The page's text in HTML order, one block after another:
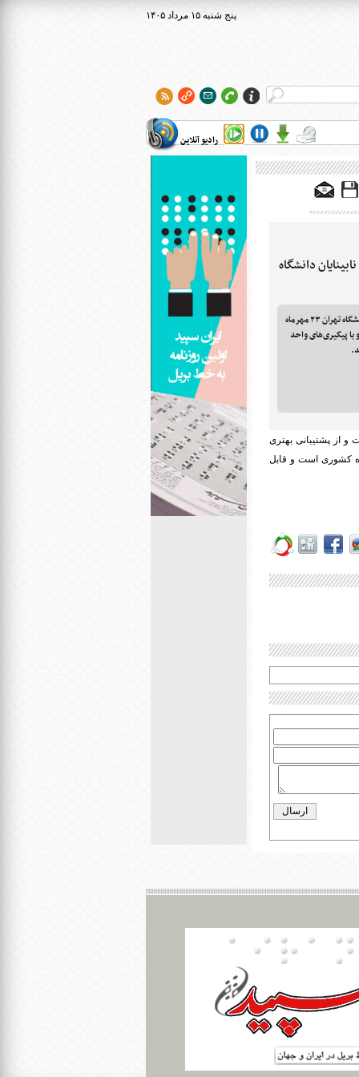
۱۴۰۵ پنج شنبه ۱۵ مرداد
رادیو آنلاین
دانشگاه
سایت جدید پایگاه اطلاعات علمی نابینایان دانشگاه تهران ۲۳ مهرماه
عصای سفید (۱۵ اکتبر) و با پیگیری‌های واحد
و از پشتیبانی بهتری
کشوری است و قابل